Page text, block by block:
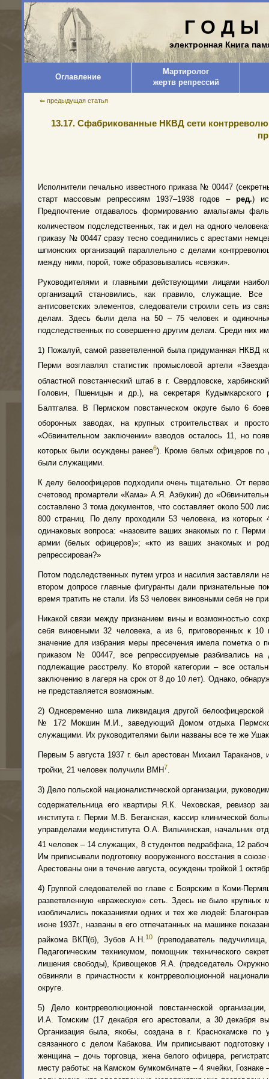
Г О Д Ы
электронная Книга
Оглавление
Мартиролог
жертв репрессий
⇐ предыдущая статья
13.17. Сфабрикованные НКВД сети
Исполнители печально известного приказа № 00447
старт массовым репрессиям 1937–1938 годов –ред.)
Предпочтение отдавалось формированию амальгамы
количеством подследственных, так и дел на одного человека
приказу № 00447 сразу тесно соединились с арестами
шпионских организаций параллельно с делами
между ними, порой, тоже образовывались «связки».
Руководителями и главными действующими лицами
организаций становились, как правило, служащие.
антисоветских элементов, следователи строили сеть из
делам. Здесь были дела на 50 – 75 человек и
подследственных по совершенно другим делам. Среди них
1) Пожалуй, самой разветвленной была придуманная НКВД
Перми возглавлял статистик промысловой артели
областной повстанческий штаб в г. Свердловске,
Головин, Пшеницын и др.), на секретаря Кудымкарского
Балтгалва. В Пермском повстанческом округе было 6
оборонных заводах, на крупных строительствах и
«Обвинительном заключении» взводов осталось 11, но
которых были осуждены ранее6). Кроме белых офицеров по
были служащими.
К делу белоофицеров подходили очень тщательно. От
счетовод промартели «Кама» А.Я. Азбукин) до
составлено 3 тома документов, что составляет около 500
800 страниц. По делу проходили 53 человека, из
одинаковых вопроса: «назовите ваших знакомых по г.
армии (белых офицеров)»; «кто из ваших знакомых и
репрессирован?»
Потом подследственных путем угроз и насилия заставляли
втором допросе главные фигуранты дали признательные
время тратить не стали. Из 53 человек виновными себя не
Никакой связи между признанием вины и возможностью
себя виновными 32 человека, а из 6, приговоренных к
значение для избрания меры пресечения имела пометка о
приказом № 00447, все репрессируемые разбивались на
подлежащие расстрелу. Ко второй категории – все
заключению в лагеря на срок от 8 до 10 лет). Однако,
не представляется возможным.
2) Одновременно шла ликвидация другой белоофицерской
№ 172 Мокшин М.И., заведующий Домом отдыха
служащими. Их руководителями были названы все те же
Первым 5 августа 1937 г. был арестован Михаил
тройки, 21 человек получили ВМН7.
3) Дело польской националистической организации,
содержательница его квартиры Я.К. Чеховская, ревизор
института г. Перми М.В. Беганская, кассир клинической
управделами мединститута О.А. Вильчинская, начальник
41 человек – 14 служащих, 8 студентов педрабфака, 12
Им приписывали подготовку вооруженного восстания в
Арестованы они в течение августа, осуждены тройкой 1
4) Группой следователей во главе с Боярским в Коми-
разветвленную «вражескую» сеть. Здесь не было
изобличались показаниями одних и тех же людей:
июне 1937г., названы в его отпечатанных на машинке
райкома ВКП(б), Зубов А.Н.10
(преподаватель
Педагогическим техникумом, помощник технического
лишения свободы), Кривощеков Я.А. (председатель
обвиняли в причастности к контрреволюционной
округе.
5) Дело контрреволюционной повстанческой
И.А. Томским (17 декабря его арестовали, а 30 декабря
Организация была, якобы, создана в г. Краснокамске по
связанного с делом Кабакова. Им приписывают
женщина – дочь торговца, жена белого офицера,
месту работы: на Камском бумкомбинате – 4 ячейки,